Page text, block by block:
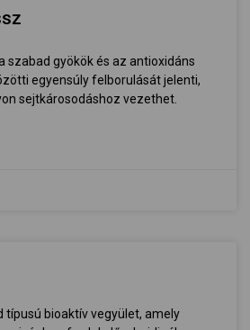
szabad gyökök és az antioxidáns
egyensúly felborulását jelenti,
sejtkárosodáshoz vezethet.
típusú bioaktív vegyület, amely